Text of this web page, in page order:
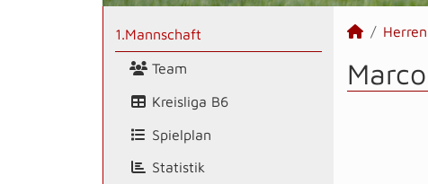
1.Mannschaft
Team
Kreisliga B6
Spielplan
Statistik
Herren